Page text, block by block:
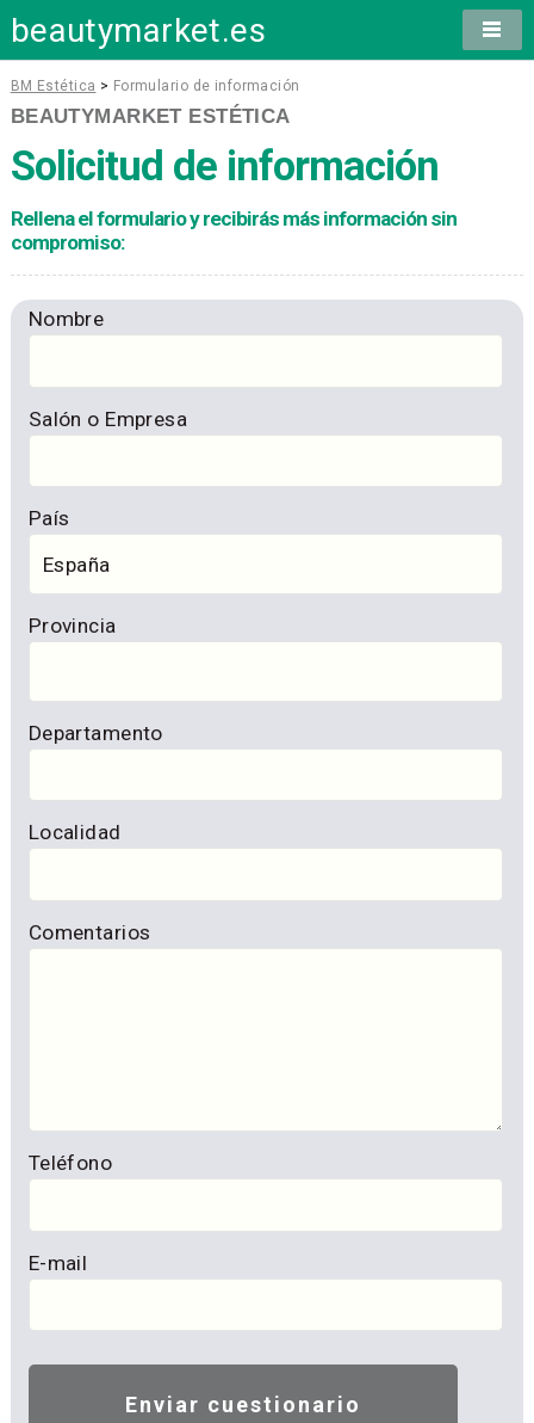
beautymarket.es
BM Estética > Formulario de información
BEAUTYMARKET ESTÉTICA
Solicitud de información
Rellena el formulario y recibirás más información sin
compromiso:
Nombre
Salón o Empresa
País
Provincia
Departamento
Localidad
Comentarios
Teléfono
E-mail